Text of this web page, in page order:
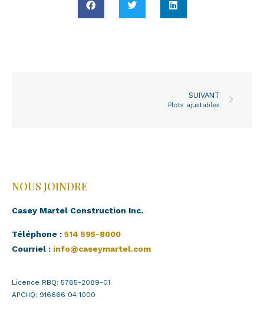
SUIVANT
Plots ajustables
NOUS JOINDRE
Casey Martel Construction Inc.
Téléphone : 514 595-8000
Courriel : info@caseymartel.com
Licence RBQ: 5785-2089-01
APCHQ: 916666 04 1000